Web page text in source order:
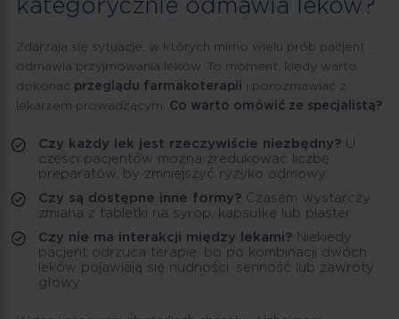
kategorycznie odmawia leków?
Zdarzają się sytuacje, w których mimo wielu prób pacjent
odmawia przyjmowania leków. To moment, kiedy warto
dokonać przeglądu farmakoterapii i porozmawiać z
lekarzem prowadzącym. Co warto omówić ze specjalistą?
Czy każdy lek jest rzeczywiście niezbędny? U
części pacjentów można zredukować liczbę
preparatów, by zmniejszyć ryzyko odmowy.
Czy są dostępne inne formy? Czasem wystarczy
zmiana z tabletki na syrop, kapsułkę lub plaster.
Czy nie ma interakcji między lekami? Niekiedy
pacjent odrzuca terapię, bo po kombinacji dwóch
leków pojawiają się nudności, senność lub zawroty
głowy.